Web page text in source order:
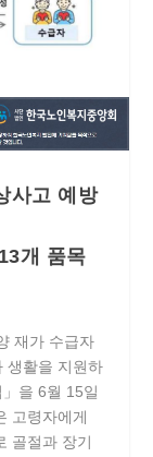
사고 예방
개 품목
재가 수급자
생활을 지원하
을 6월 15일
고령자에게
골절과 장기